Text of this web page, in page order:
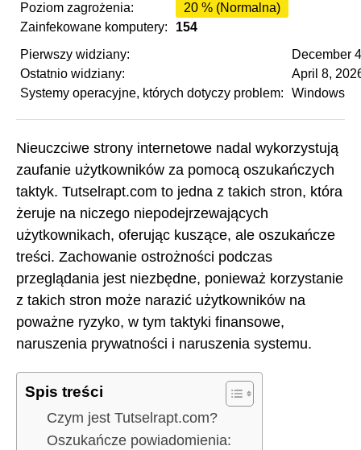
Poziom zagrożenia:
20 % (Normalna)
Zainfekowane komputery:
154
Pierwszy widziany:
December
Ostatnio widziany:
April 8,
Systemy operacyjne, których dotyczy problem:
Windows
Nieuczciwe strony internetowe nadal wykorzystują
zaufanie użytkowników za pomocą oszukańczych
taktyk. Tutselrapt.com to jedna z takich stron, która
żeruje na niczego niepodejrzewających
użytkownikach, oferując kuszące, ale oszukańcze
treści. Zachowanie ostrożności podczas
przeglądania jest niezbędne, ponieważ korzystanie
z takich stron może narazić użytkowników na
poważne ryzyko, w tym taktyki finansowe,
naruszenia prywatności i naruszenia systemu.
Spis treści
Czym jest Tutselrapt.com?
Oszukańcze powiadomienia: